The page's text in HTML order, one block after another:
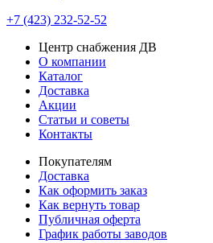
+7 (423) 232-52-52
Центр снабжения ДВ
О компании
Каталог
Доставка
Акции
Статьи и советы
Контакты
Покупателям
Доставка
Как оформить заказ
Как вернуть товар
Публичная оферта
График работы заводов